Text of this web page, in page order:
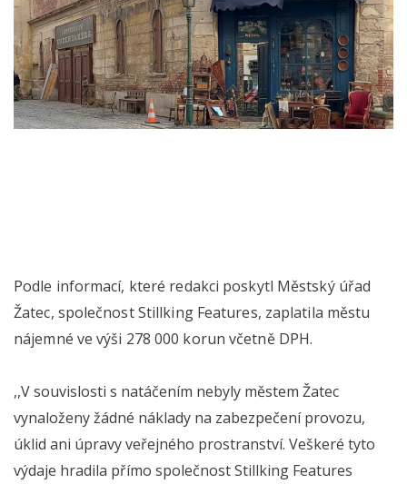
Podle informací, které redakci poskytl Městský úřad
Žatec, společnost Stillking Features, zaplatila městu
nájemné ve výši 278 000 korun včetně DPH.
,,V souvislosti s natáčením nebyly městem Žatec
vynaloženy žádné náklady na zabezpečení provozu,
úklid ani úpravy veřejného prostranství. Veškeré tyto
výdaje hradila přímo společnost Stillking Features